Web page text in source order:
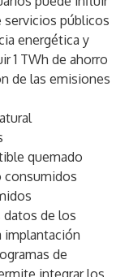
servicios públicos
energética y
1 TWh de ahorro
de las emisiones
quemado
consumidos
datos de los
implantación
de
integrar los